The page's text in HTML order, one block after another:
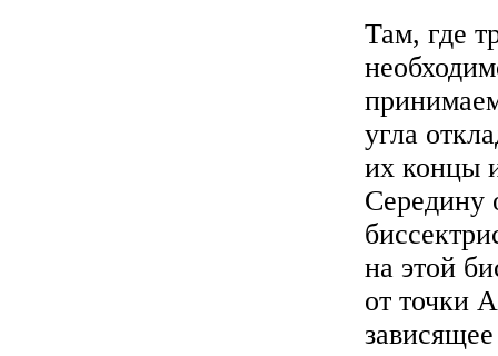
Там, где
угла
их концы
Середину
на этой
от точки